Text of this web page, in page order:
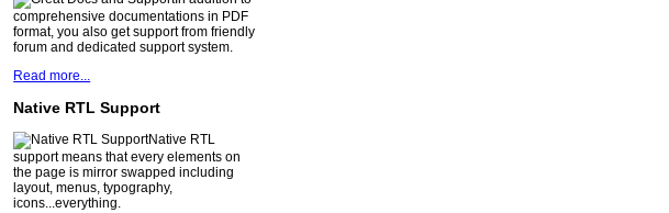
comprehensive documentations in PDF
format, you also get support from friendly
forum and dedicated support system.
Read more...
Native RTL Support
Native RTL
support means that every elements on
the page is mirror swapped including
layout, menus, typography,
icons...everything.